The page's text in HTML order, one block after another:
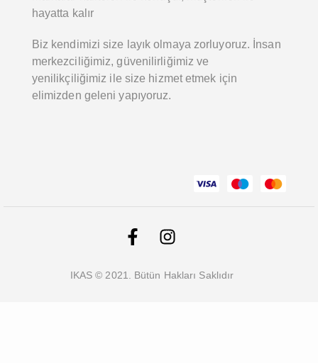
hayatta kalır
Biz kendimizi size layık olmaya zorluyoruz. İnsan
merkezciliğimiz, güvenilirliğimiz ve
yenilikçiliğimiz ile size hizmet etmek için
elimizden geleni yapıyoruz.
IKAS © 2021. Bütün Hakları Saklıdır